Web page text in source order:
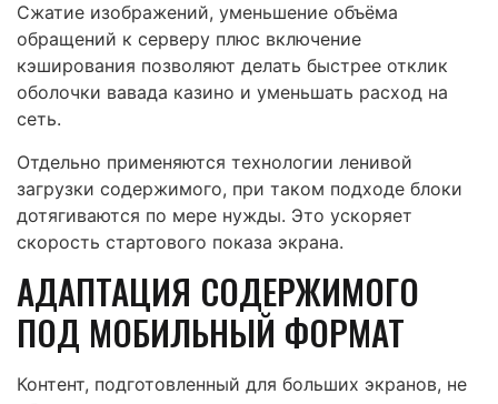
Сжатие изображений, уменьшение объёма
обращений к серверу плюс включение
кэширования позволяют делать быстрее отклик
оболочки вавада казино и уменьшать расход на
сеть.
Отдельно применяются технологии ленивой
загрузки содержимого, при таком подходе блоки
дотягиваются по мере нужды. Это ускоряет
скорость стартового показа экрана.
АДАПТАЦИЯ СОДЕРЖИМОГО
ПОД МОБИЛЬНЫЙ ФОРМАТ
Контент, подготовленный для больших экранов, не